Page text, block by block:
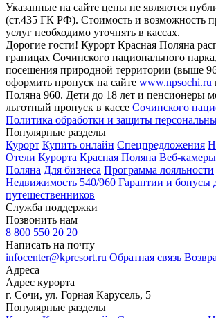
Указанные на сайте цены не являются
(ст.435 ГК РФ). Стоимость и возможность
услуг необходимо уточнять в кассах.
Дорогие гости! Курорт Красная Поляна
границах Сочинского национального
посещения природной территории (выше
оформить пропуск на сайте www.npsochi.ru
Поляна 960. Дети до 18 лет и пенсионеры
льготный пропуск в кассе Сочинского
Политика обработки и защиты
Популярные разделы
Курорт Купить онлайн Спецпредложения
Отели Курорта Красная Поляна Веб-
Поляна Для бизнеса Программа лояльности
Недвижимость 540/960 Гарантии и бонусы
путешественников
Служба поддержки
Позвонить нам
8 800 550 20 20
Написать на почту
infocenter@kpresort.ru Обратная связь
Адреса
Адрес курорта
г. Сочи, ул. Горная Карусель, 5
Популярные разделы